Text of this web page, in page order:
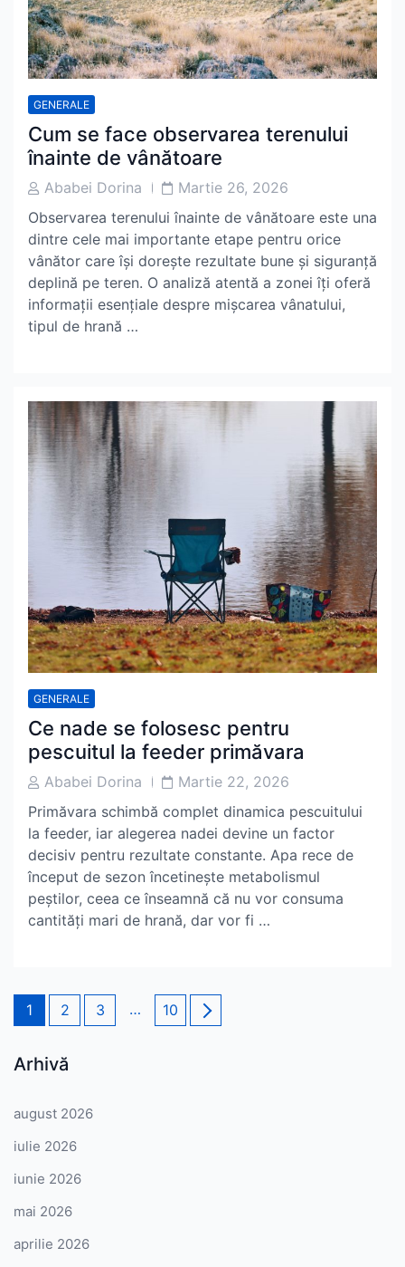
GENERALE
Cum se face observarea terenului
înainte de vânătoare
PostAbabei Dorina
PostMartie 26, 2026
Observarea terenului înainte de vânătoare este una
dintre cele mai importante etape pentru orice
vânător care își dorește rezultate bune și siguranță
deplină pe teren. O analiză atentă a zonei îți oferă
informații esențiale despre mișcarea vânatului,
tipul de hrană …
GENERALE
Ce nade se folosesc pentru
pescuitul la feeder primăvara
PostAbabei Dorina
PostMartie 22, 2026
Primăvara schimbă complet dinamica pescuitului
la feeder, iar alegerea nadei devine un factor
decisiv pentru rezultate constante. Apa rece de
început de sezon încetinește metabolismul
peștilor, ceea ce înseamnă că nu vor consuma
cantități mari de hrană, dar vor fi …
Paginație
articole
Page
1 Page
2 Page
3 … Page
10
Arhivă
august 2026
iulie 2026
iunie 2026
mai 2026
aprilie 2026